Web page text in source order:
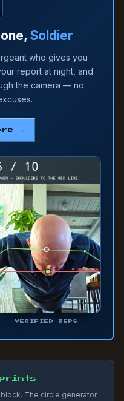
Soldier
who gives you
report at night, and
the camera — no
→
VERIFIED REPS
The circle generator